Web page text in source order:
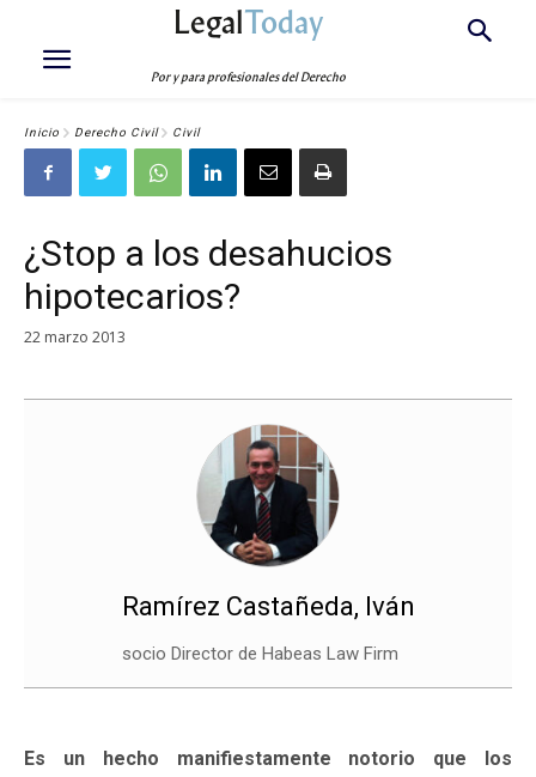
LegalToday
Por y para profesionales del Derecho
Inicio Derecho Civil Civil
¿Stop a los desahucios
hipotecarios?
22 marzo 2013
Ramírez Castañeda, Iván
socio Director de Habeas Law Firm
Es un hecho manifiestamente notorio que los